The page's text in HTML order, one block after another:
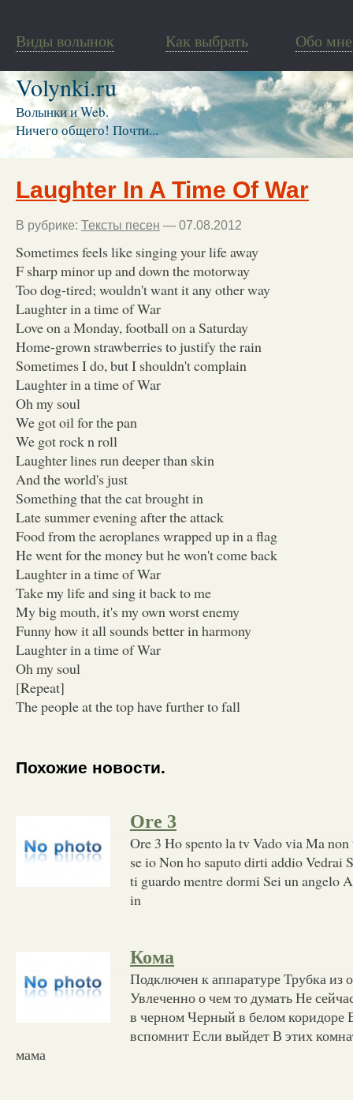
Виды волынок Как выбрать Обо мне
Volynki.ru
Волынки и Web.
Ничего общего! Почти...
Laughter In A Time Of War
В рубрике: Тексты песен — 07.08.2012
Sometimes feels like singing your life away
F sharp minor up and down the motorway
Too dog-tired; wouldn't want it any other way
Laughter in a time of War
Love on a Monday, football on a Saturday
Home-grown strawberries to justify the rain
Sometimes I do, but I shouldn't complain
Laughter in a time of War
Oh my soul
We got oil for the pan
We got rock n roll
Laughter lines run deeper than skin
And the world's just
Something that the cat brought in
Late summer evening after the attack
Food from the aeroplanes wrapped up in a flag
He went for the money but he won't come back
Laughter in a time of War
Take my life and sing it back to me
My big mouth, it's my own worst enemy
Funny how it all sounds better in harmony
Laughter in a time of War
Oh my soul
[Repeat]
The people at the top have further to fall
Похожие новости.
Ore 3
Ore 3 Ho spento la tv Vado via Ma
se io Non ho saputo dirti addio Vedrai
ti guardo mentre dormi Sei un angelo
in
Кома
Подключен к аппаратуре Трубка из
Увлеченно о чем то думать Не
в черном Черный в белом коридоре
вспомнит Если выйдет В этих
мама